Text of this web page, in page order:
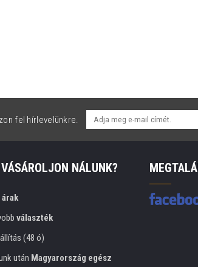
fel hírlevelünkre.
NÁLUNK?
árak
választék
(48 ó)
után Magyarország egész